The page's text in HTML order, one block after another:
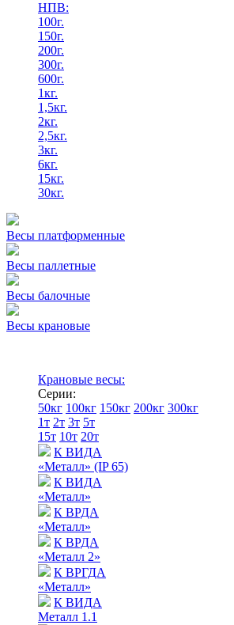
НПВ:
100г.
150г.
200г.
300г.
600г.
1кг.
1,5кг.
2кг.
2,5кг.
3кг.
6кг.
15кг.
30кг.
Весы платформенные
Весы паллетные
Весы балочные
Весы крановые
Крановые весы:
Серии:
50кг 100кг 150кг 200кг 300кг
1т 2т 3т 5т
15т 10т 20т
К ВИДА
«Металл» (IP 65)
К ВИДА
«Металл»
К ВРДА
«Металл»
К ВРДА
«Металл 2»
К ВРГДА
«Металл»
К ВИДА
Металл 1.1